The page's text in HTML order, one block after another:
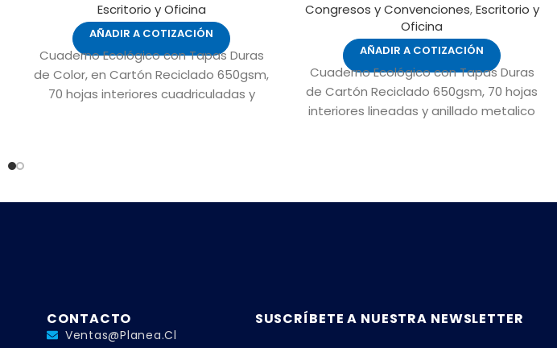
Escritorio y Oficina
AÑADIR A COTIZACIÓN
Cuaderno Ecológico con Tapas Duras
de Color, en Cartón Reciclado 650gsm,
70 hojas interiores cuadriculadas y
Congresos y Convenciones,Escritorio y
Oficina
AÑADIR A COTIZACIÓN
Cuaderno Ecológico con Tapas Duras
de Cartón Reciclado 650gsm, 70 hojas
interiores lineadas y anillado metalico
CONTACTO
Ventas@planea.cl
SUSCRÍBETE A NUESTRA NEWSLETTER